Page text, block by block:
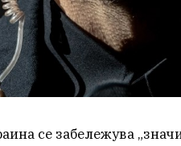
се забележува